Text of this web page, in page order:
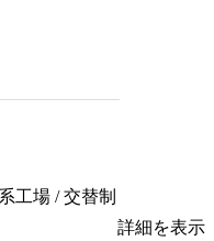
工場 / 交替制
詳細を表示